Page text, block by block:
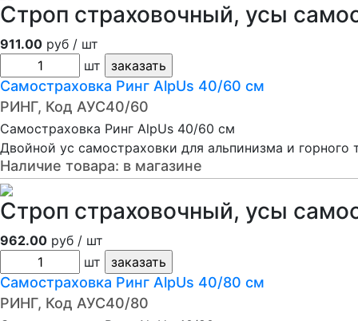
Строп страховочный, усы
911.00 руб / шт
шт
Самостраховка Ринг AlpUs 40/60 см
РИНГ, Код АУС40/60
Самостраховка Ринг AlpUs 40/60 см
Двойной ус самостраховки для альпинизма и горного
Наличие товара: в магазине
Строп страховочный, усы
962.00 руб / шт
шт
Самостраховка Ринг AlpUs 40/80 см
РИНГ, Код АУС40/80